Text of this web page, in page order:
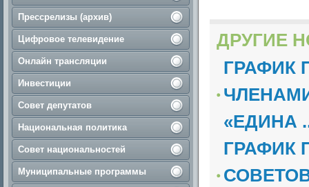
Прессрелизы (архив)
Цифровое телевидение
Онлайн трансляции
Инвестиции
Совет депутатов
Национальная политика
Совет национальностей
Муниципальные программы
ДРУГИЕ
ГРАФИК
«ЕДИНА
ГРАФИК